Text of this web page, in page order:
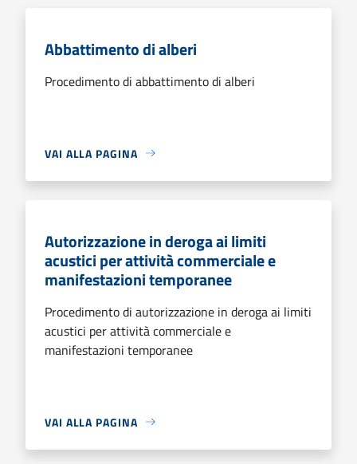
Abbattimento di alberi
Procedimento di abbattimento di alberi
VAI ALLA PAGINA
Autorizzazione in deroga ai limiti
acustici per attività commerciale e
manifestazioni temporanee
Procedimento di autorizzazione in deroga ai limiti
acustici per attività commerciale e
manifestazioni temporanee
VAI ALLA PAGINA